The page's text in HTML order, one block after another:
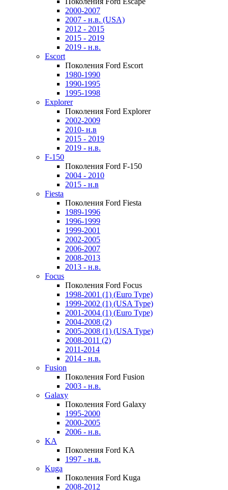
2000-2007
2007 - н.в. (USA)
2012 - 2015
2015 - 2019
2019 - н.в.
Escort
Поколения Ford Escort
1980-1990
1990-1995
1995-1998
Explorer
Поколения Ford Explorer
2002-2009
2010- н.в
2015 - 2019
2019 - н.в.
F-150
Поколения Ford F-150
2004 - 2010
2015 - н.в
Fiesta
Поколения Ford Fiesta
1989-1996
1996-1999
1999-2001
2002-2005
2006-2007
2008-2013
2013 - н.в.
Focus
Поколения Ford Focus
1998-2001 (1) (Euro Type)
1999-2002 (1) (USA Type)
2001-2004 (1) (Euro Type)
2004-2008 (2)
2005-2008 (1) (USA Type)
2008-2011 (2)
2011-2014
2014 - н.в.
Fusion
Поколения Ford Fusion
2003 - н.в.
Galaxy
Поколения Ford Galaxy
1995-2000
2000-2005
2006 - н.в.
KA
Поколения Ford KA
1997 - н.в.
Kuga
Поколения Ford Kuga
2008-2012